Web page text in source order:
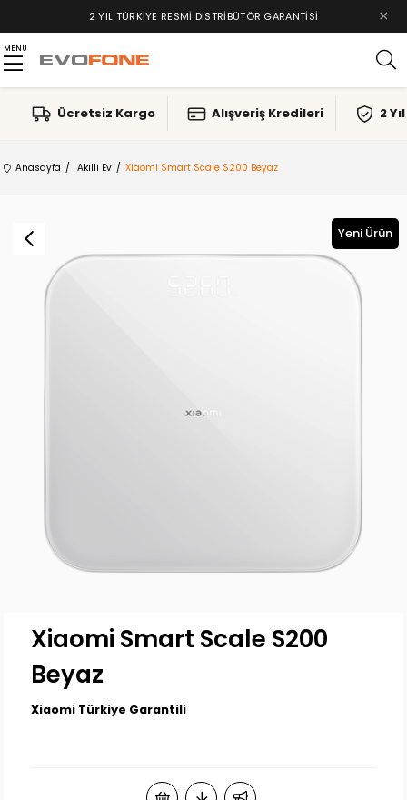
2 YIL TÜRKIYE RESMI DISTRIBÜTÖR GARANTISI ×
MENU
Ücretsiz Kargo Alışveriş Kredileri 2
Anasayfa Akıllı Ev Xiaomi Smart Scale S200 Beyaz
Yeni Ürün
Xiaomi Smart Scale S200
Beyaz
Xiaomi Türkiye Garantili